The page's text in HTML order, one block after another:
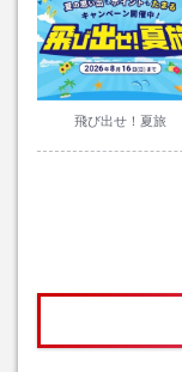
飛び出せ！夏旅